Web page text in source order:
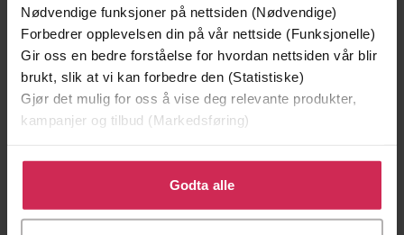
Nødvendige funksjoner på nettsiden (Nødvendige)
Forbedrer opplevelsen din på vår nettside (Funksjonelle)
Gir oss en bedre forståelse for hvordan nettsiden vår blir
brukt, slik at vi kan forbedre den (Statistiske)
Gjør det mulig for oss å vise deg relevante produkter,
kampanjer og tilbud (Markedsføring)
Klikk på «Godta alle» for å gi oss ditt samtykke til å
bruke cookies for alle disse formålene. Du kan også
tilpasse ditt samtykke til spesifikke formål ved å klikke
Godta alle
maria
11
August
18
Juli
29
Mai